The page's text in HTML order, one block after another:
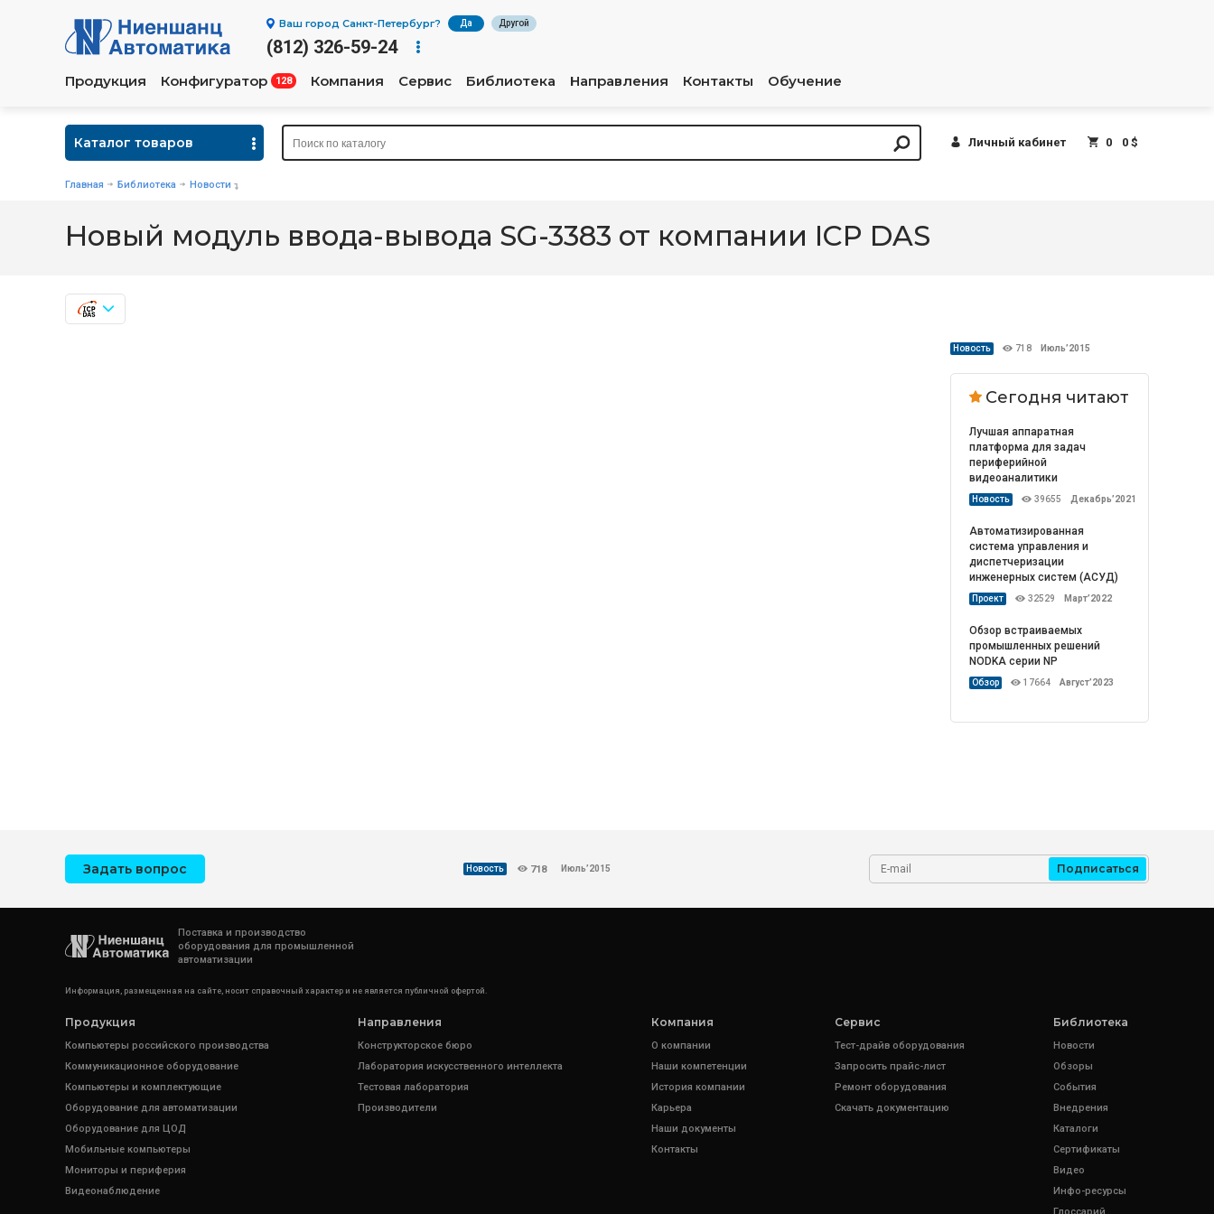
Ваш город Санкт-Петербург? Да Другой
(812) 326-59-24
Продукция Конфигуратор 128 Компания Сервис Библиотека Направления Контакты Обучение
Каталог товаров Личный кабинет 0 0 $
Главная Библиотека Новости
Новый модуль ввода-вывода SG-3383 от компании ICP DAS
Новость 718 Июль’2015
Сегодня читают
Лучшая аппаратная
платформа для задач
периферийной
видеоаналитики
Новость 39655 Декабрь’2021
Автоматизированная
система управления и
диспетчеризации
инженерных систем (АСУД)
Проект 32529 Март’2022
Обзор встраиваемых
промышленных решений
NODKA серии NP
Обзор 17664 Август’2023
Задать вопрос Новость 718 Июль’2015 Подписаться
Поставка и производство
оборудования для промышленной
автоматизации
Информация, размещенная на сайте, носит справочный характер и не является публичной офертой.
Продукция
Компьютеры российского производства
Коммуникационное оборудование
Компьютеры и комплектующие
Оборудование для автоматизации
Оборудование для ЦОД
Мобильные компьютеры
Мониторы и периферия
Видеонаблюдение
Направления
Конструкторское бюро
Лаборатория искусственного интеллекта
Тестовая лаборатория
Производители
Компания
О компании
Наши компетенции
История компании
Карьера
Наши документы
Контакты
Сервис
Тест-драйв оборудования
Запросить прайс-лист
Ремонт оборудования
Скачать документацию
Библиотека
Новости
Обзоры
События
Внедрения
Каталоги
Сертификаты
Видео
Инфо-ресурсы